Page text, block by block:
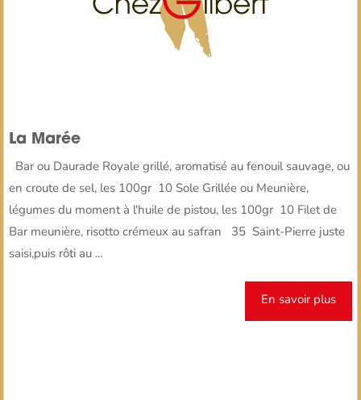
La Marée
Bar ou Daurade Royale grillé, aromatisé au fenouil sauvage, ou
en croute de sel, les 100gr 10 Sole Grillée ou Meunière,
légumes du moment à l'huile de pistou, les 100gr 10 Filet de
Bar meunière, risotto crémeux au safran 35 Saint-Pierre juste
saisi,puis rôti au ...
En savoir plus